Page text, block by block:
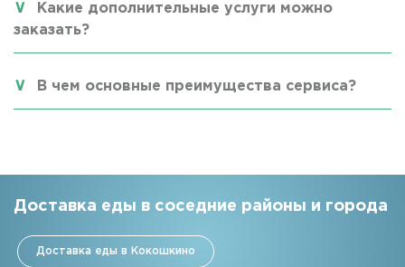
Какие дополнительные услуги можно
заказать?
В чем основные преимущества сервиса?
Доставка еды в соседние районы и города
Доставка еды в Кокошкино